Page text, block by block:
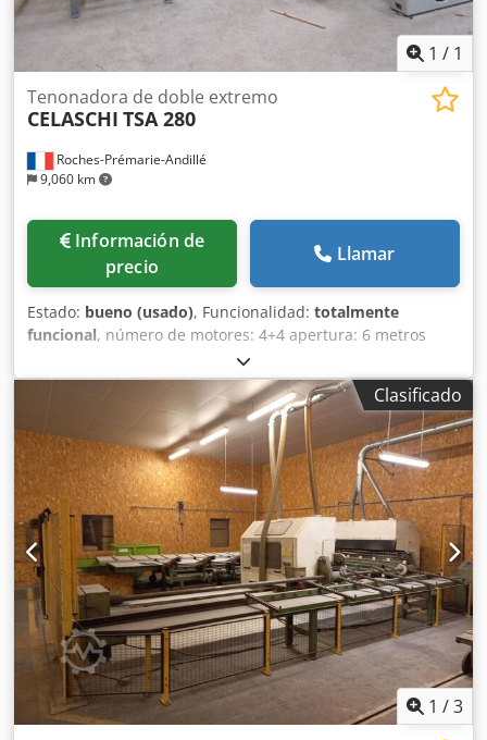
1 / 1
Roches-Prémarie-Andillé
9,060 km
Tenonadora de doble extremo
CELASCHI TSA 280
Información de
precio
Llamar
Estado: bueno (usado), Funcionalidad: totalmente
funcional, número de motores: 4+4 apertura: 6 metros
Clasificado
1 /3